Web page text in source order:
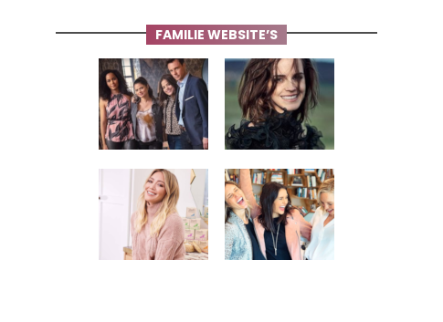
FAMILIE WEBSITE’S